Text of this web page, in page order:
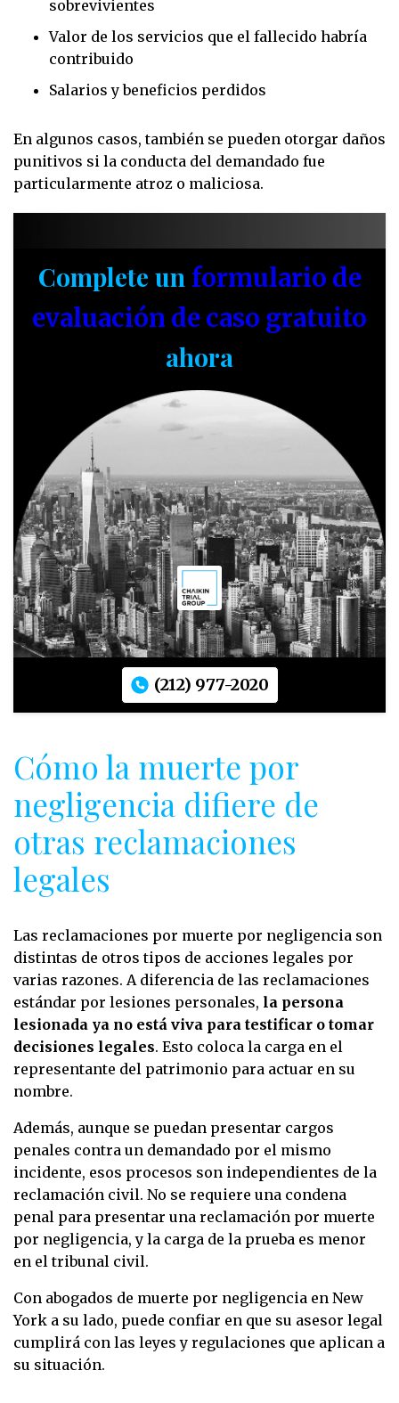
sobrevivientes
Valor de los servicios que el fallecido habría
contribuido
Salarios y beneficios perdidos
En algunos casos, también se pueden otorgar daños
punitivos si la conducta del demandado fue
particularmente atroz o maliciosa.
Complete un formulario de
evaluación de caso gratuito
ahora
(212) 977-2020
Cómo la muerte por
negligencia difiere de
otras reclamaciones
legales
Las reclamaciones por muerte por negligencia son
distintas de otros tipos de acciones legales por
varias razones. A diferencia de las reclamaciones
estándar por lesiones personales, la persona
lesionada ya no está viva para testificar o tomar
decisiones legales. Esto coloca la carga en el
representante del patrimonio para actuar en su
nombre.
Además, aunque se puedan presentar cargos
penales contra un demandado por el mismo
incidente, esos procesos son independientes de la
reclamación civil. No se requiere una condena
penal para presentar una reclamación por muerte
por negligencia, y la carga de la prueba es menor
en el tribunal civil.
Con abogados de muerte por negligencia en New
York a su lado, puede confiar en que su asesor legal
cumplirá con las leyes y regulaciones que aplican a
su situación.